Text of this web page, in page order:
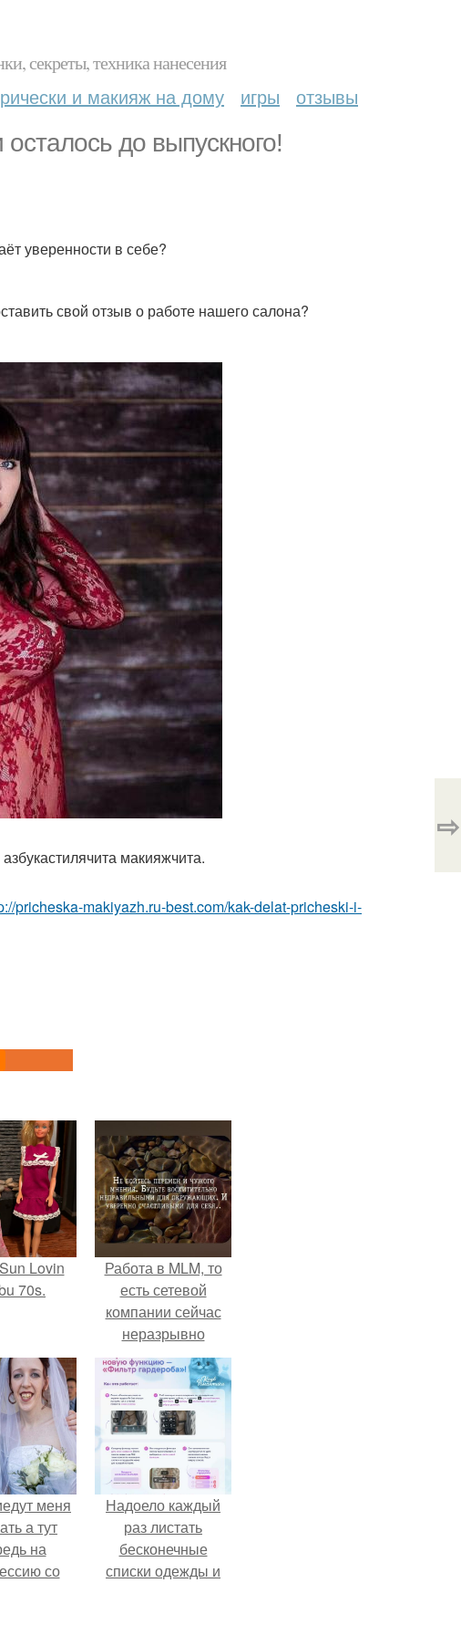
секреты, техника нанесения
и макияж на дому игры отзывы
до выпускного!
уверенности в себе?
свой отзыв о работе нашего салона?
макияжчита.
pricheska-makiyazh.ru-best.com/kak-delat-pricheski-i-
⇨
Lovin
70s.
Работа в MLM, то
есть сетевой
компании сейчас
неразрывно
связана с создание
своего контента,
своей страницы в
соц сетях.
меня
а тут
на
со
Надоело каждый
раз листать
бесконечные
списки одежды и